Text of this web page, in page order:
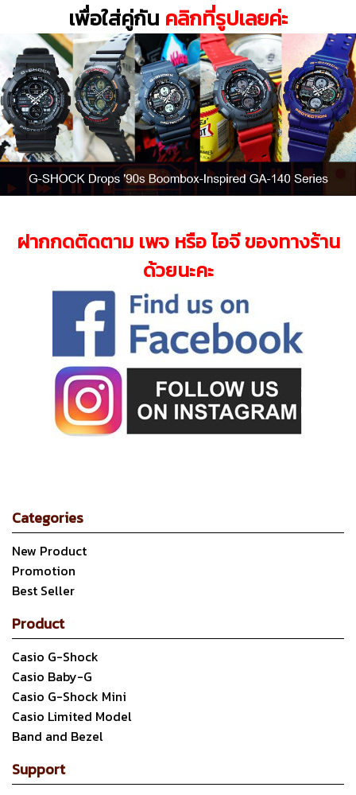
เพื่อใส่คู่กัน คลิกที่รูปเลยค่ะ
ฝากกดติดตาม เพจ หรือ ไอจี ของทางร้าน
ด้วยนะคะ
Categories
New Product
Promotion
Best Seller
Product
Casio G-Shock
Casio Baby-G
Casio G-Shock Mini
Casio Limited Model
Band and Bezel
Support